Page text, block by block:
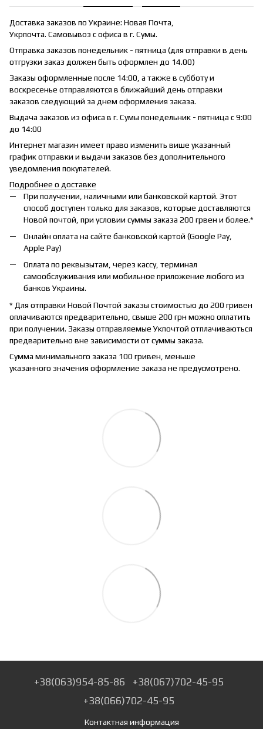
Доставка заказов по Украине: Новая Почта,
Укрпочта. Самовывоз с офиса в г. Сумы.
Отправка заказов понедельник - пятница (для отправки в день
отгрузки заказ должен быть оформлен до 14.00)
Заказы оформленные после 14:00, а также в субботу и
воскресенье отправляются в ближайший день отправки
заказов следующий за днем оформления заказа.
Выдача заказов из офиса в г. Сумы понедельник - пятница с 9:00
до 14:00
Интернет магазин имеет право изменить више указанный
график отправки и выдачи заказов без дополнительного
уведомления покупателей.
Подробнее о доставке
При получении, наличными или банковской картой. Этот
способ доступен только для заказов, которые доставляются
Новой почтой, при условии суммы заказа 200 грвен и более.*
Онлайн оплата на сайте банковской картой (Google Pay,
Apple Pay)
Оплата по реквызытам, через кассу, терминал
самообслуживания или мобильное приложение любого из
банков Украины.
* Для отправки Новой Почтой заказы стоимостью до 200 гривен
оплачиваются предварительно, свыше 200 грн можно оплатить
при получении. Заказы отправляемые Укпочтой отплачиваються
предварительно вне зависимости от суммы заказа.
Сумма минимального заказа 100 гривен, меньше
указанного значения оформление заказа не предусмотрено.
+38(063)954-85-86
+38(067)702-45-95
+38(066)702-45-95
Контактная информация